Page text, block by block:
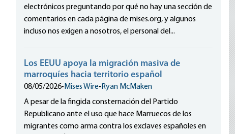
electrónicos preguntando por qué no hay una sección de
comentarios en cada página de mises.org, y algunos
incluso nos exigen a nosotros, el personal del...
Los EEUU apoya la migración masiva de
marroquíes hacia territorio español
08/05/2026• Mises Wire• Ryan McMaken
A pesar de la fingida consternación del Partido
Republicano ante el uso que hace Marruecos de los
migrantes como arma contra los exclaves españoles en